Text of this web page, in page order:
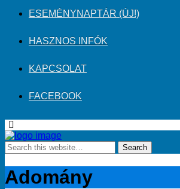
ESEMÉNYNAPTÁR (ÚJ!)
HASZNOS INFÓK
KAPCSOLAT
FACEBOOK
Adomány